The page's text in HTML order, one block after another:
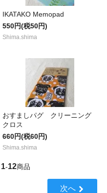
IKATAKO Memopad
550円(税50円)
Shima.shima
おすましパグ クリーニング
クロス
660円(税60円)
Shima.shima
1-12商品
次へ